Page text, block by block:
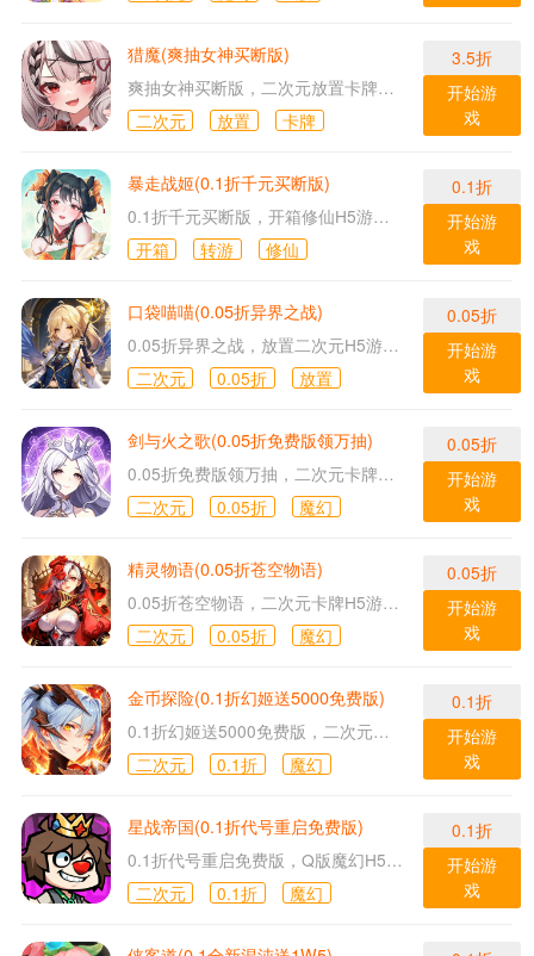
猎魔(爽抽女神买断版)
爽抽女神买断版，二次元放置卡牌H5游戏！
二次元
放置 卡牌
3.5折
开始游
戏
暴走战姬(0.1折千元买断版)
0.1折千元买断版，开箱修仙H5游戏！
开箱
转游 修仙
0.1折
开始游
戏
口袋喵喵(0.05折异界之战)
0.05折异界之战，放置二次元H5游戏！
二次元
0.05折 放置
0.05折
开始游
戏
剑与火之歌(0.05折免费版领万抽)
0.05折免费版领万抽，二次元卡牌H5游戏！
二次元
0.05折 魔幻
0.05折
开始游
戏
精灵物语(0.05折苍空物语)
0.05折苍空物语，二次元卡牌H5游戏！
二次元
0.05折 魔幻
0.05折
开始游
戏
金币探险(0.1折幻姬送5000免费版)
0.1折幻姬送5000免费版，二次元卡牌H5游戏！
二次元
0.1折 魔幻
0.1折
开始游
戏
星战帝国(0.1折代号重启免费版)
0.1折代号重启免费版，Q版魔幻H5游戏！
二次元
0.1折 魔幻
0.1折
开始游
戏